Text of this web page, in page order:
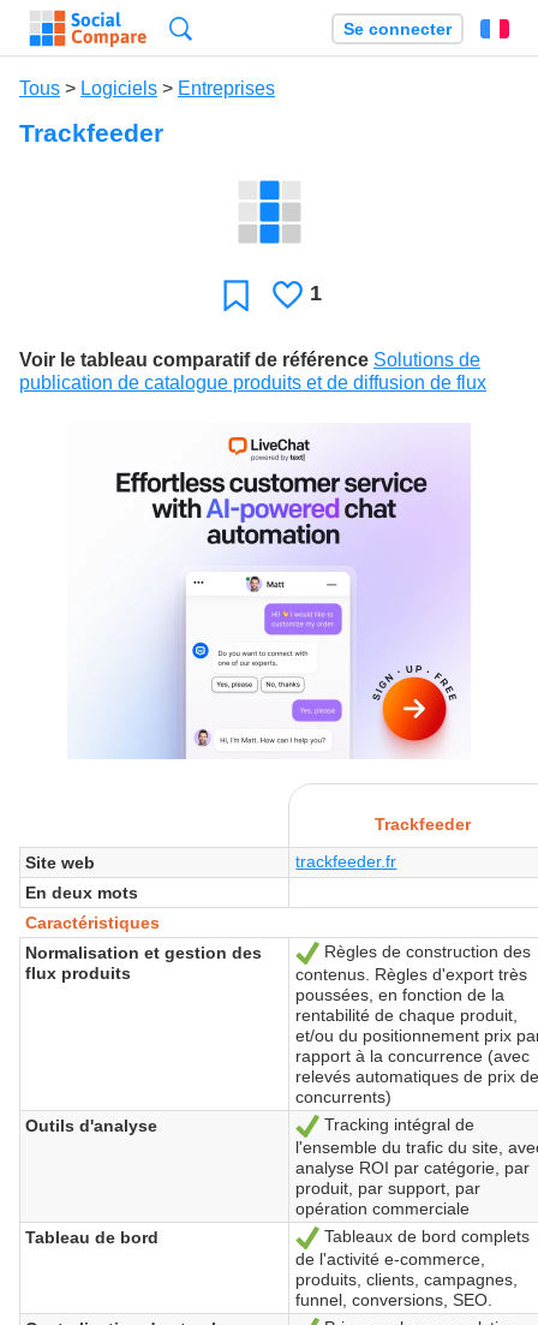
Se connecter
Tous > Logiciels > Entreprises
Trackfeeder
Favori J'aime
1
Voir le tableau comparatif de référence Solutions de
publication de catalogue produits et de diffusion de flux
Trackfeeder
Site web
trackfeeder.fr
En deux mots
Caractéristiques
Normalisation et gestion des
flux produits
Oui
Règles de construction des
contenus. Règles d'export très
poussées, en fonction de la
rentabilité de chaque produit,
et/ou du positionnement prix
rapport à la concurrence (avec
relevés automatiques de prix
concurrents)
Outils d'analyse
Oui
Tracking intégral de
l'ensemble du trafic du site,
analyse ROI par catégorie, par
produit, par support, par
opération commerciale
Tableau de bord
Oui
Tableaux de bord complets
de l'activité e-commerce,
produits, clients, campagnes,
funnel, conversions, SEO.